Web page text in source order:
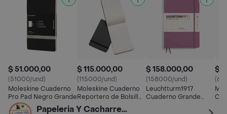
$ 51.000,00
(51000/und)
Moleskine Cuaderno
Pro Pad Negro Grande
$ 115.000,00
(115000/und)
Moleskine Cuaderno
Reportero de Bolsillo
Rayas Negro hc
$ 158.000,00
(158000/und)
Leuchtturm1917
Cuaderno Grande
$
Papeleria Y Cacharreria Luci